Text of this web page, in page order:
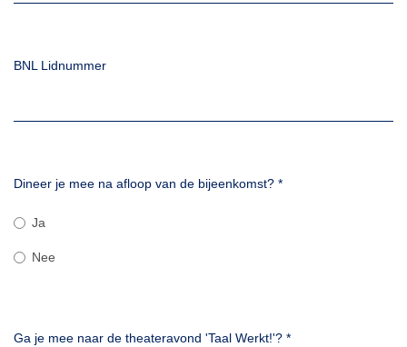
BNL Lidnummer
Dineer je mee na afloop van de bijeenkomst? *
Ja
Nee
Ga je mee naar de theateravond 'Taal Werkt!'? *